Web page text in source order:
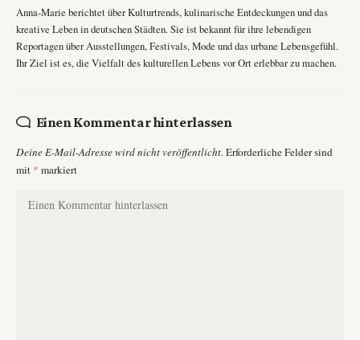
Anna-Marie berichtet über Kulturtrends, kulinarische Entdeckungen und das
kreative Leben in deutschen Städten. Sie ist bekannt für ihre lebendigen
Reportagen über Ausstellungen, Festivals, Mode und das urbane Lebensgefühl.
Ihr Ziel ist es, die Vielfalt des kulturellen Lebens vor Ort erlebbar zu machen.
Einen Kommentar hinterlassen
Deine E-Mail-Adresse wird nicht veröffentlicht. Erforderliche Felder sind
mit * markiert